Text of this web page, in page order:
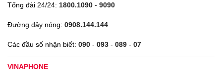
Tổng đài 24/24: 1800.1090 - 9090
Đường dây nóng: 0908.144.144
Các đầu số nhận biết: 090 - 093 - 089 - 07
VINAPHONE